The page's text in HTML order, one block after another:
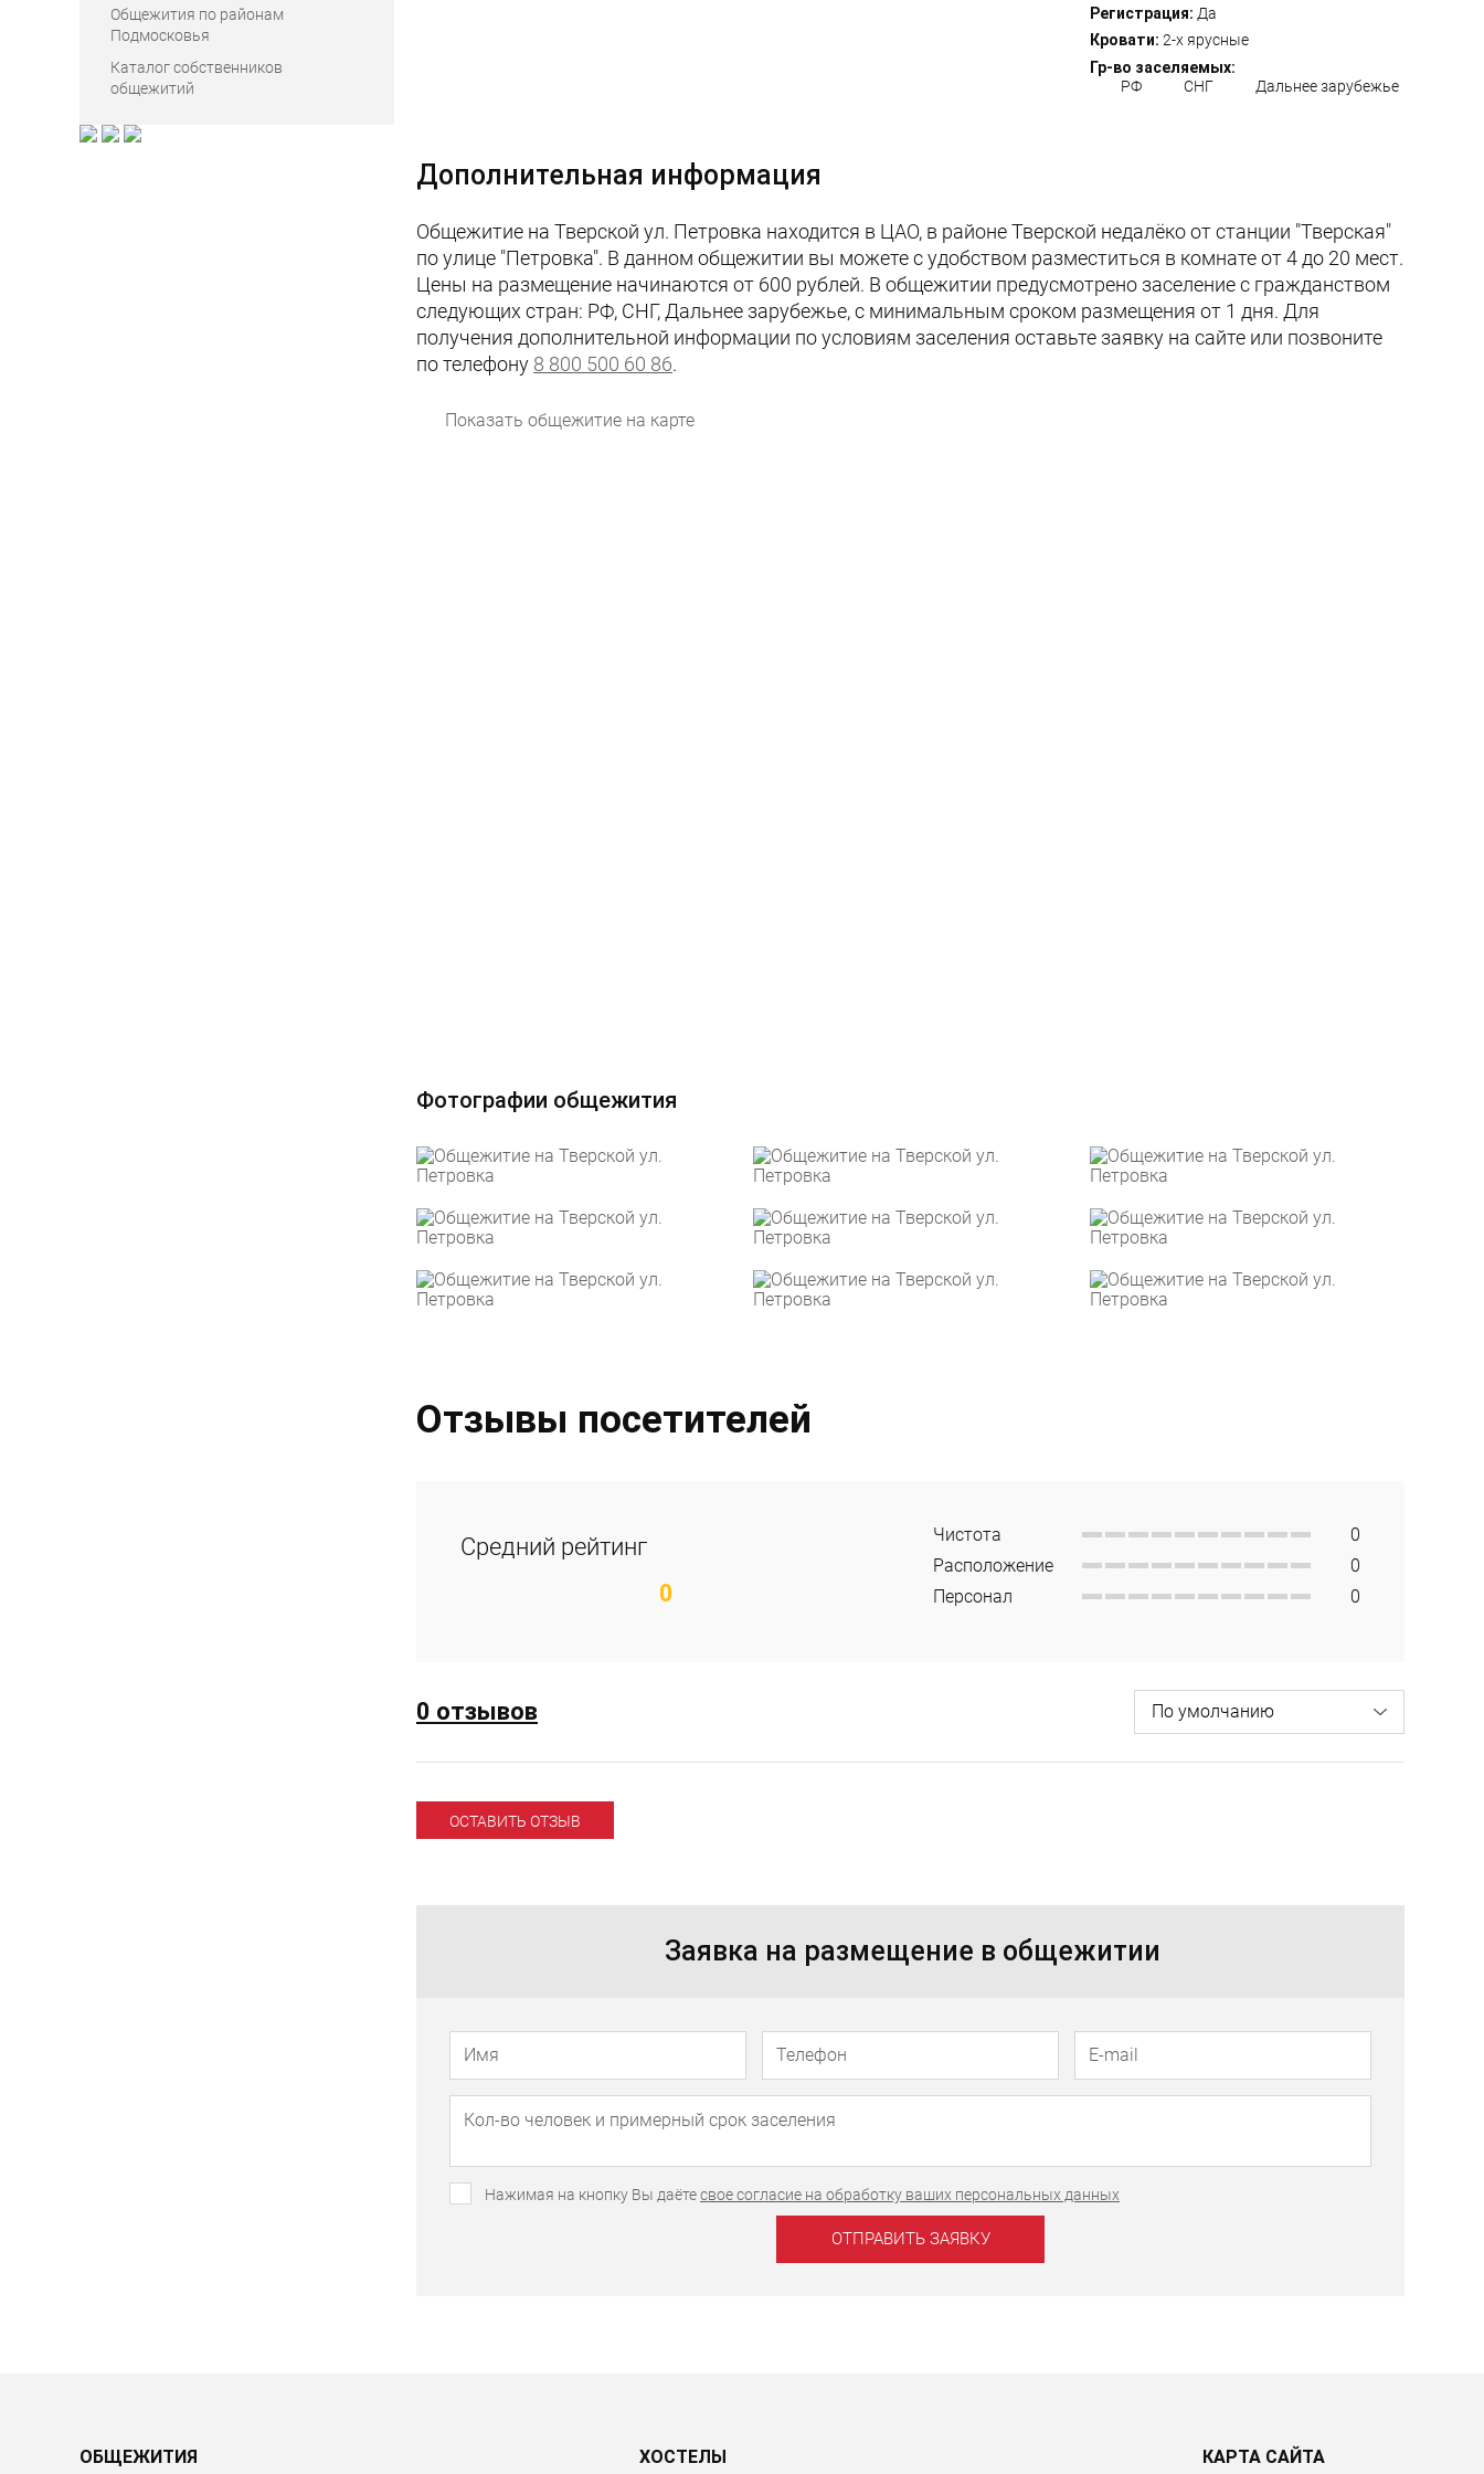
Общежития по районам
Подмосковья
Каталог собственников
общежитий
Регистрация: Да
Кровати: 2-х ярусные
Гр-во заселяемых:
РФ
СНГ Дальнее зарубежье
Дополнительная информация
Общежитие на Тверской ул. Петровка находится в ЦАО, в районе Тверской недалёко от станции "Тверская"
по улице "Петровка". В данном общежитии вы можете с удобством разместиться в комнате от 4 до 20 мест.
Цены на размещение начинаются от 600 рублей. В общежитии предусмотрено заселение с гражданством
следующих стран: РФ, СНГ, Дальнее зарубежье, с минимальным сроком размещения от 1 дня. Для
получения дополнительной информации по условиям заселения оставьте заявку на сайте или позвоните
по телефону 8 800 500 60 86.
Показать общежитие на карте
Фотографии общежития
Отзывы посетителей
Средний рейтинг
0
Чистота
0
Расположение
0
Персонал
0
0 отзывов
ОСТАВИТЬ ОТЗЫВ
Заявка на размещение в общежитии
Нажимая на кнопку Вы даётесвое согласие на обработку ваших персональных данных
ОБЩЕЖИТИЯ ХОСТЕЛЫ КАРТА САЙТА